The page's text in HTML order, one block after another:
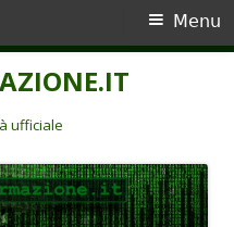
ufficiale
Menu